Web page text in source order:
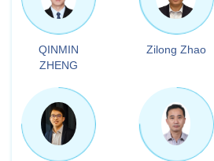
QINMIN
ZHENG
Zilong Zhao